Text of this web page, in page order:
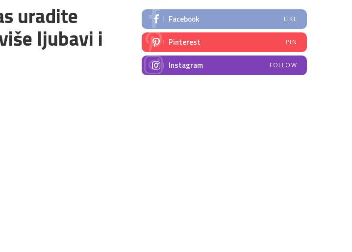
uradite
ljubavi i
Facebook LIKE
Pinterest PIN
Instagram FOLLOW